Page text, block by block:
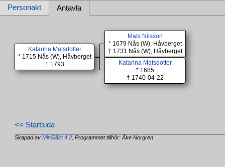
Personakt Antavla
Katarina Matsdotter
* 1715 Nås (W), Håvberget
† 1793
Mats Nilsson
* 1679 Nås (W), Håvberget
† 1731 Nås (W), Håvberget
Katarina Matsdotter
* 1685
† 1740-04-22
<< Startsida
Skapad avMinSläkt 4.2 , Programmet tillhör: Åke Norgren